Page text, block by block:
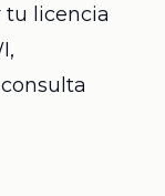
tu licencia